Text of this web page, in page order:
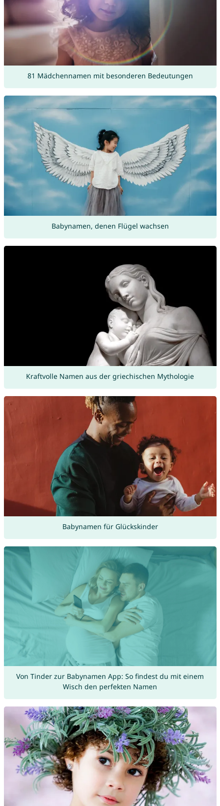
81 Mädchennamen mit besonderen Bedeutungen
Babynamen, denen Flügel wachsen
Kraftvolle Namen aus der griechischen Mythologie
Babynamen für Glückskinder
Von Tinder zur Babynamen App: So findest du mit einem
Wisch den perfekten Namen